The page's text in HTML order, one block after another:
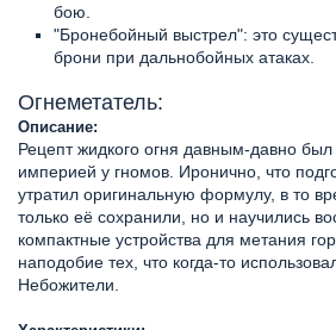
бою.
"Бронебойный выстрел": это
брони при дальнобойных атаках.
Огнеметатель:
Описание:
Рецепт жидкого огня давным-давно был
империей у гномов. Иронично, что
утратил оригинальную формулу, в то
только её сохранили, но и научились
компактные устройства для метания
наподобие тех, что когда-то
Небожители.